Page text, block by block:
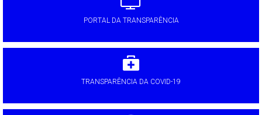
PORTAL DA TRANSPARÊNCIA
TRANSPARÊNCIA DA COVID-19